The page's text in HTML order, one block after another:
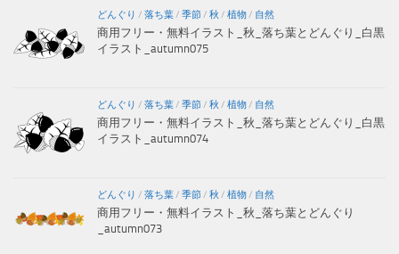
どんぐり / 落ち葉/ 季節/ 秋 / 植物/ 自然
商用フリー・無料イラスト_秋_落ち葉とどんぐり_白黒
イラスト_autumn075
どんぐり / 落ち葉/ 季節/ 秋 / 植物/ 自然
商用フリー・無料イラスト_秋_落ち葉とどんぐり_白黒
イラスト_autumn074
どんぐり / 落ち葉/ 季節/ 秋 / 植物/ 自然
商用フリー・無料イラスト_秋_落ち葉とどんぐり
_autumn073